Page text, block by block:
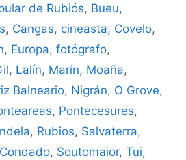
de Rubiós, Bueu,
, Cangas, cineasta, Covelo,
, Europa, fotógrafo,
, Lalín, Marín, Moaña,
Balneario, Nigrán, O Grove,
, Pontecesures,
, Rubios, Salvaterra,
, Soutomaior, Tui,